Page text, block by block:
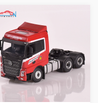
三一拖头 1:64